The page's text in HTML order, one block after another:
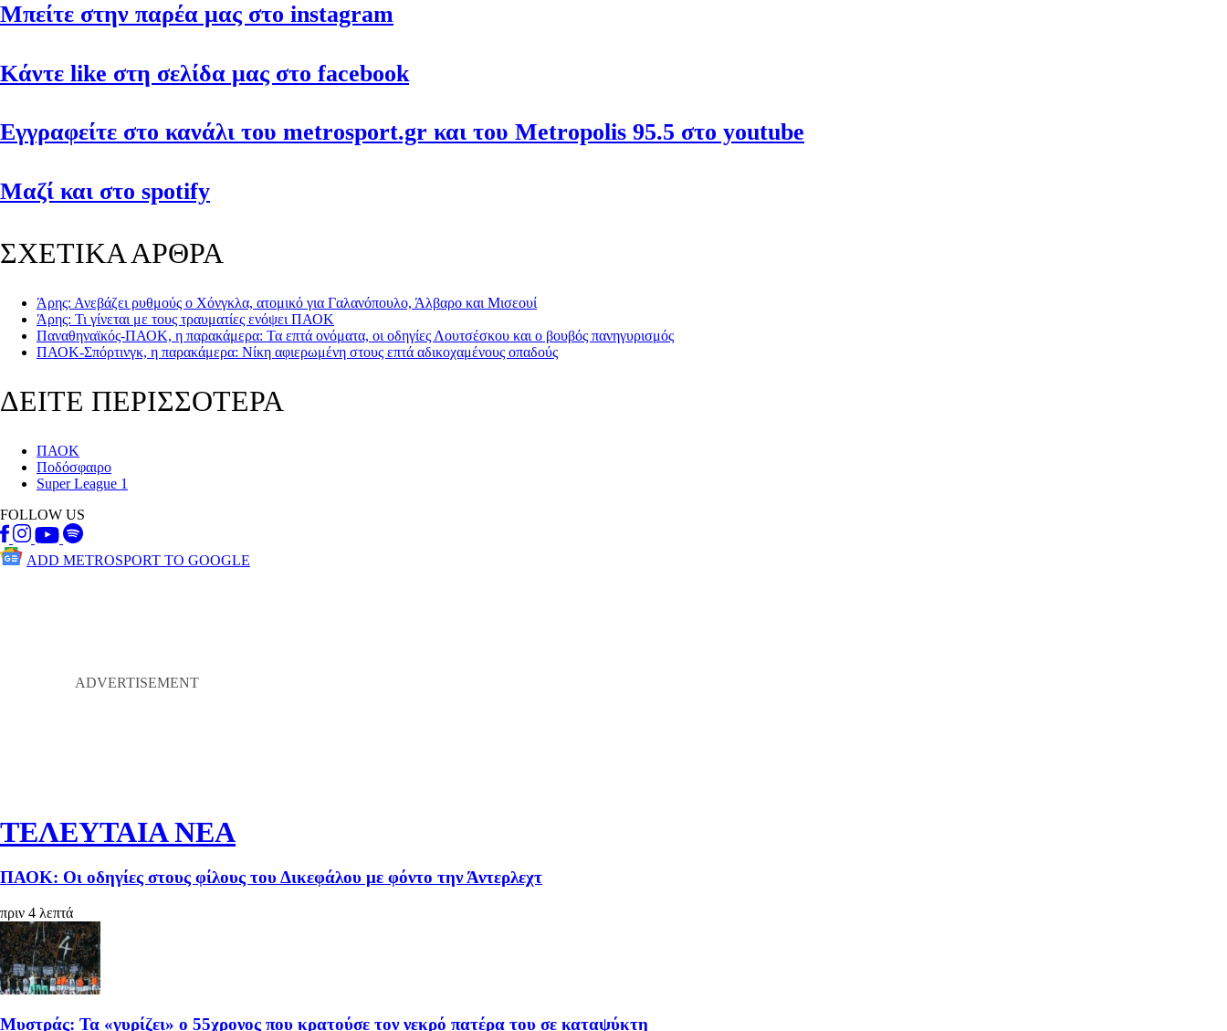
Μπείτε στην παρέα μας στο instagram
Κάντε like στη σελίδα μας στο facebook
Εγγραφείτε στο κανάλι του metrosport.gr και του Metropolis 95.5 στο youtube
Μαζί και στο spotify
ΣΧΕΤΙΚΑ ΑΡΘΡΑ
Άρης: Ανεβάζει ρυθμούς ο Χόνγκλα, ατομικό για Γαλανόπουλο, Άλβαρο και Μισεουί
Άρης: Τι γίνεται με τους τραυματίες ενόψει ΠΑΟΚ
Παναθηναϊκός-ΠΑΟΚ, η παρακάμερα: Τα επτά ονόματα, οι οδηγίες Λουτσέσκου και ο βουβός πανηγυρισμός
ΠΑΟΚ-Σπόρτινγκ, η παρακάμερα: Νίκη αφιερωμένη στους επτά αδικοχαμένους οπαδούς
ΔΕΙΤΕ ΠΕΡΙΣΣΟΤΕΡΑ
ΠΑΟΚ
Ποδόσφαιρο
Super League 1
FOLLOW US
ADD METROSPORT TO GOOGLE
ΤΕΛΕΥΤΑΙΑ ΝΕΑ
ΠΑΟΚ: Οι οδηγίες στους φίλους του Δικεφάλου με φόντο την Άντερλεχτ
πριν 4 λεπτά
Μυστράς: Τα «γυρίζει» ο 55χρονος που κρατούσε τον νεκρό πατέρα του σε καταψύκτη